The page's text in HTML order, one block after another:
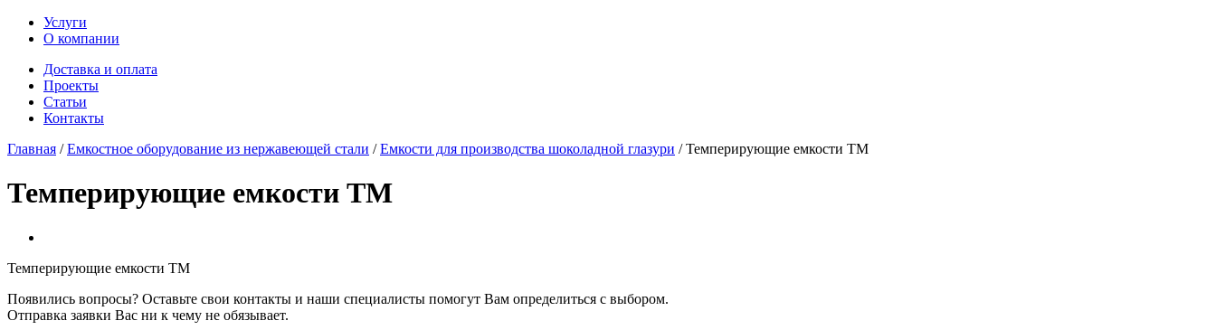
Услуги
О компании
Доставка и оплата
Проекты
Статьи
Контакты
Главная /Емкостное оборудование из нержавеющей стали /Емкости для производства шоколадной глазури /Темперирующие емкости TM
Темперирующие емкости TM
Темперирующие емкости TM
Появились вопросы? Оставьте свои контакты и наши специалисты помогут Вам определиться с выбором.
Отправка заявки Вас ни к чему не обязывает.